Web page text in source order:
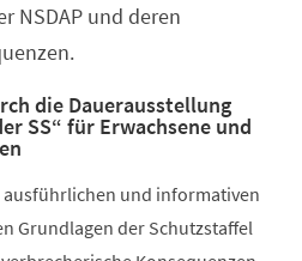
NSDAP und deren
die Dauerausstellung
SS“ für Erwachsene und
ausführlichen und informativen
Grundlagen der Schutzstaffel